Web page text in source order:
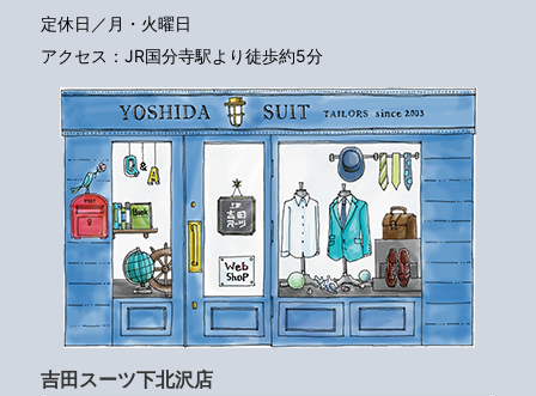
定休日／月・火曜日
アクセス：JR国分寺駅より徒歩約5分
吉田スーツ下北沢店